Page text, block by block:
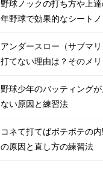
野球ノックの打ち方や上
年野球で効果的なシート
アンダースロー（サブマ
打てない理由は？そのメリ
野球少年のバッティング
ない原因と練習法
コネて打てばボテボテの
の原因と直し方の練習法